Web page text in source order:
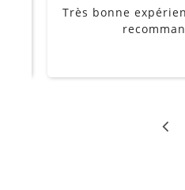
Très bonne